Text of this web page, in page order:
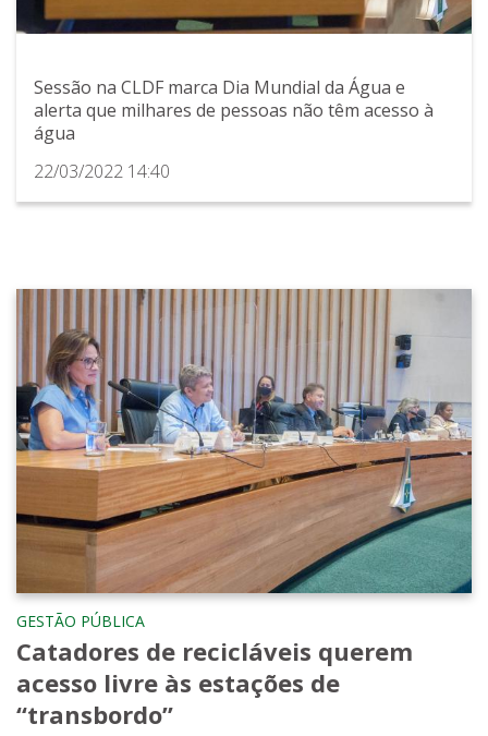
Sessão na CLDF marca Dia Mundial da Água e
alerta que milhares de pessoas não têm acesso à
água
22/03/2022 14:40
GESTÃO PÚBLICA
Catadores de recicláveis querem
acesso livre às estações de
“transbordo”